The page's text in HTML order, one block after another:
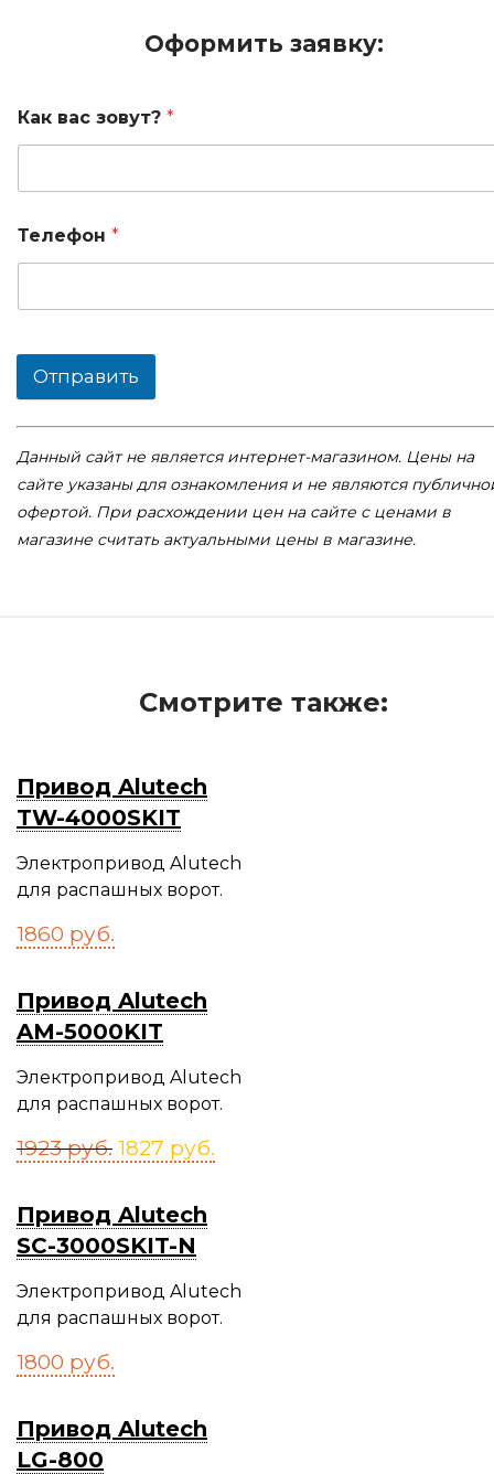
Оформить заявку:
Как вас зовут? *
Телефон *
Отправить
Данный сайт не является интернет-магазином. Цены на
сайте указаны для ознакомления и не являются
офертой. При расхождении цен на сайте с ценами в
магазине считать актуальными цены в магазине.
Смотрите также:
Привод Alutech
TW-4000SKIT
Электропривод Alutech
для распашных ворот.
1860 руб.
Привод Alutech
AM-5000KIT
Электропривод Alutech
для распашных ворот.
1923руб. 1827 руб.
Привод Alutech
SC-3000SKIT-N
Электропривод Alutech
для распашных ворот.
1800 руб.
Привод Alutech
LG-800